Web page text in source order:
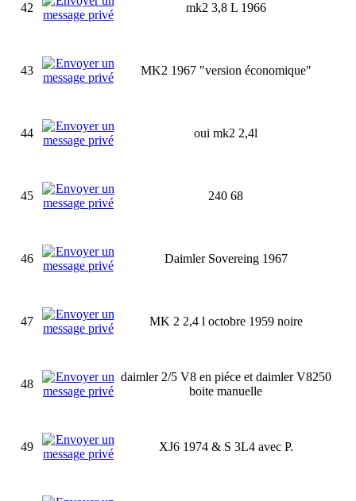
42 mk2 3,8 L 1966
43 MK2 1967 "version économique"
44 oui mk2 2,4l
45 240 68
46 Daimler Sovereing 1967
47 MK 2 2,4 l octobre 1959 noire
48
daimler 2/5 V8 en piéce et daimler V8250
boite manuelle
49 XJ6 1974 & S 3L4 avec P.